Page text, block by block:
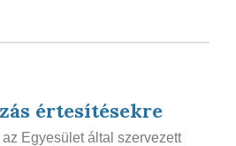
értesítésekre
az Egyesület által szervezett